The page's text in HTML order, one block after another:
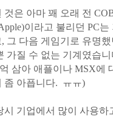
은 아마 꽤 오래 전
이라고 불리던 PC
그 다음 게임기로 유명
가질 수 없는 기계였습
삼아 애플이나 MSX에
좀 아픕니다. ㅠㅠ)
기업에서 많이 사용하